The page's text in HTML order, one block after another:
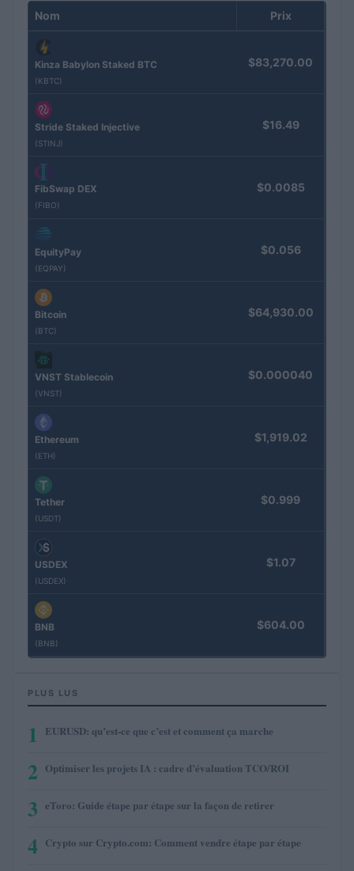
Nom Prix
Kinza Babylon Staked BTC
(KBTC)
$83,270.00
Stride Staked Injective
(STINJ)
$16.49
FibSwap DEX
(FIBO)
$0.0085
EquityPay
(EQPAY)
$0.056
Bitcoin
(BTC)
$64,930.00
VNST Stablecoin
(VNST)
$0.000040
Ethereum
(ETH)
$1,919.02
Tether
(USDT)
$0.999
USDEX
(USDEX)
$1.07
BNB
(BNB)
$604.00
PLUS LUS
1 EURUSD: qu’est-ce que c’est et comment ça marche
2 Optimiser les projets IA : cadre d’évaluation TCO/ROI
3 eToro: Guide étape par étape sur la façon de retirer
4 Crypto sur Crypto.com: Comment vendre étape par étape